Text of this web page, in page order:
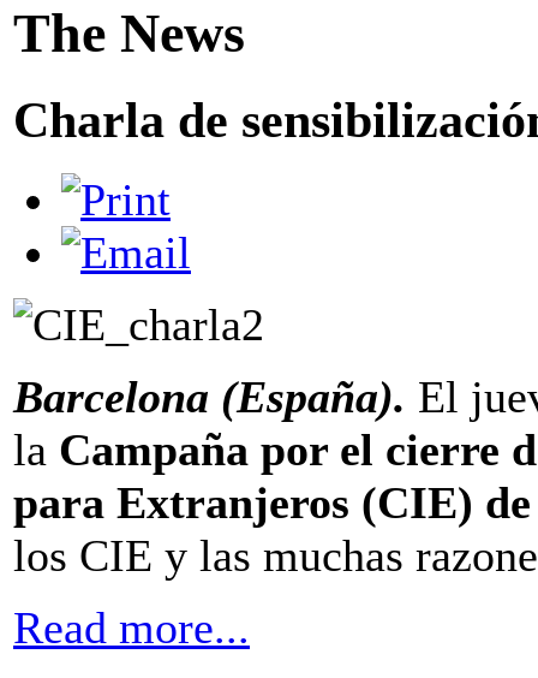
The News
Charla de
Barcelona (España). El
la Campaña por el cierre
para Extranjeros (CIE)
los CIE y las muchas
Read more...